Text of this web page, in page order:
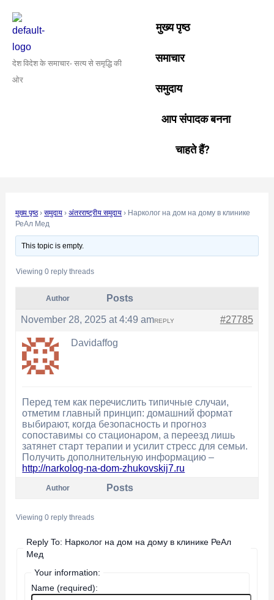
content
देश विदेश के समाचार- सत्य से समृद्धि की
ओर
मुख्य पृष्ठ
समाचार
समुदाय
आप संपादक बनना
चाहते हैं?
मुख्य पृष्ठ › समुदाय › अंतरराष्ट्रीय समुदाय › Нарколог на дом на дому в клинике
РеАл Мед
This topic is empty.
Viewing 0 reply threads
Author Posts
November 28, 2025 at 4:49 am #27785
REPLY
Davidaffog
Перед тем как перечислить типичные случаи,
отметим главный принцип: домашний формат
выбирают, когда безопасность и прогноз
сопоставимы со стационаром, а переезд лишь
затянет старт терапии и усилит стресс для семьи.
Получить дополнительную информацию –
http://narkolog-na-dom-zhukovskij7.ru
Author Posts
Viewing 0 reply threads
Reply To: Нарколог на дом на дому в клинике РеАл
Мед
Your information:
Name (required):
navigation